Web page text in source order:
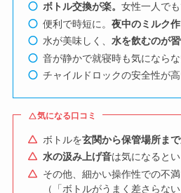
ボトル交換が楽。 女性一人で
便利で時短に。 夜中のミルク作
水が美味しく、 水を飲むのが
音が静かで就寝時も気になら
チャイルドロックの安全性が
気になる口コミ
ボトルを玄関から保管場所ま
水の汲み上げ音は気になると
その他、細かい操作性での不満
（「ボトルがうまく差さらな